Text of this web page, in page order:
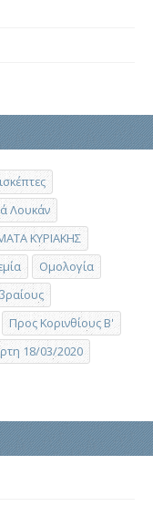
Λουκάν
ΚΥΡΙΑΚΗΣ
Ομολογία
Προς Κορινθίους Β'
18/03/2020